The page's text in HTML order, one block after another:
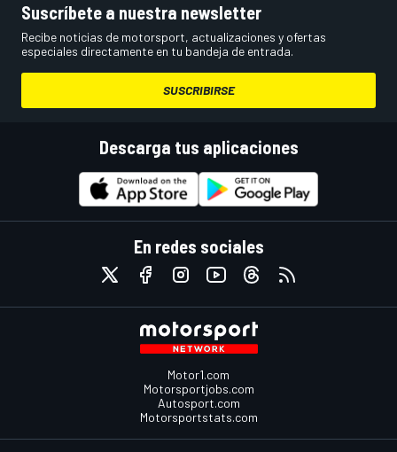
Suscríbete a nuestra newsletter
Recibe noticias de motorsport, actualizaciones y ofertas
especiales directamente en tu bandeja de entrada.
SUSCRIBIRSE
Descarga tus aplicaciones
En redes sociales
Motor1.com
Motorsportjobs.com
Autosport.com
Motorsportstats.com